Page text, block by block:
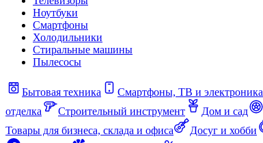
Ноутбуки
Смартфоны
Холодильники
Стиральные машины
Пылесосы
Бытовая техника Смартфоны, ТВ и электроника
отделка
Строительный инструмент Дом и сад
Товары для бизнеса, склада и офиса
Досуг и хобби